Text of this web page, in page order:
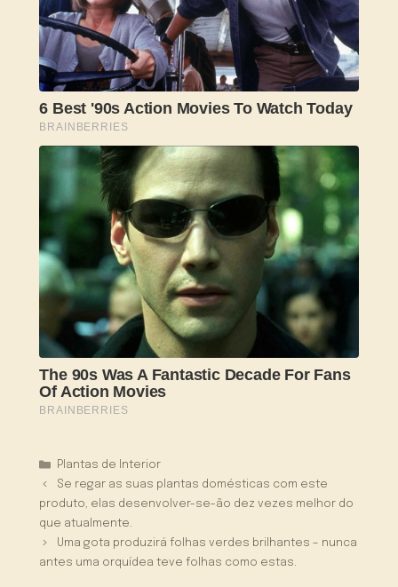
Categorias
Plantas de Interior
Se regar as suas plantas domésticas com este
produto, elas desenvolver-se-ão dez vezes melhor do
que atualmente.
Uma gota produzirá folhas verdes brilhantes – nunca
antes uma orquídea teve folhas como estas.